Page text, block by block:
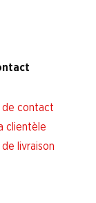
de contact
clientèle
livraison